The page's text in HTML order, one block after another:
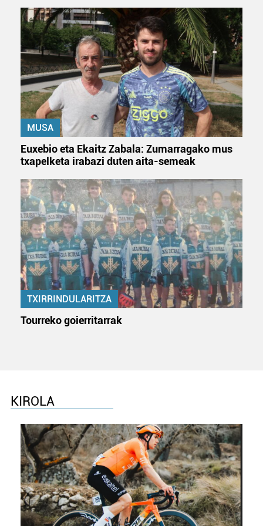
duten interes legitimoa eta horren aurka nola egin
dezakezun ikusteko.
Lortu zure datu pertsonalak prozesatzeko moduari
buruzko informazio gehiago eta ezarri zure lehentasunak
datuen atalean. Edozein unetan alda edo ken dezakezu
zure baimena Cookieen adierazpenean.
Webgune honek cookie propioak eta hirugarrenen cookie-
zerbitzuak hobetzeko asmoz, cookie teknologiaz
baliatzen gara. Ohar hau onartuz gero, teknologia hori
erabiltzeko baimen esplizitua ematen diguzu.Gehiago
irakurri
MUSA
Euxebio eta Ekaitz Zabala: Zumarragako mus
txapelketa irabazi duten aita-semeak
TXIRRINDULARITZA
Tourreko goierritarrak
KIROLA